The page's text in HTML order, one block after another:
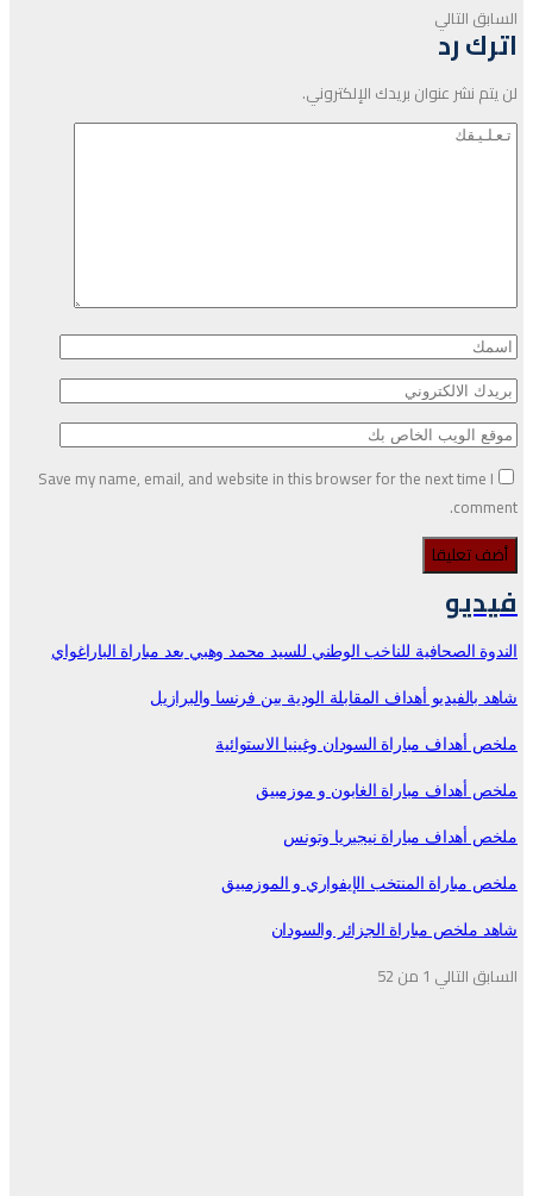
السابق التالي
اترك رد
لن يتم نشر عنوان بريدك الإلكتروني.
Save my name, email, and website in this browser for the next time I
comment.
فيديو
الندوة الصحافية للناخب الوطني للسيد محمد وهبي بعد مباراة الباراغواي
شاهد بالفيديو أهداف المقابلة الودية بين فرنسا والبرازيل
ملخص أهداف مباراة السودان وغينيا الاستوائية
ملخص أهداف مباراة الغابون و موزمبيق
ملخص أهداف مباراة نيجيريا وتونس
ملخص مباراة المنتخب الإيفواري و الموزمبيق
شاهد ملخص مباراة الجزائر والسودان
السابق التالي 1 من 52